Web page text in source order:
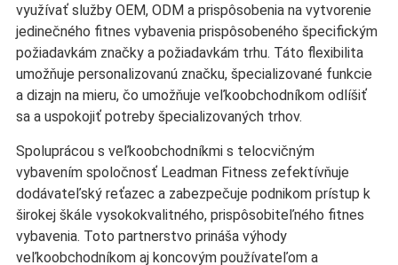
využívať služby OEM, ODM a prispôsobenia na vytvorenie
jedinečného fitnes vybavenia prispôsobeného špecifickým
požiadavkám značky a požiadavkám trhu. Táto flexibilita
umožňuje personalizovanú značku, špecializované funkcie
a dizajn na mieru, čo umožňuje veľkoobchodníkom odlíšiť
sa a uspokojiť potreby špecializovaných trhov.
Spoluprácou s veľkoobchodníkmi s telocvičným
vybavením spoločnosť Leadman Fitness zefektívňuje
dodávateľský reťazec a zabezpečuje podnikom prístup k
širokej škále vysokokvalitného, prispôsobiteľného fitnes
vybavenia. Toto partnerstvo prináša výhody
veľkoobchodníkom aj koncovým používateľom a